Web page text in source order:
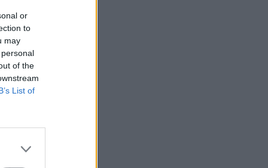
or
to
may
of the
List of